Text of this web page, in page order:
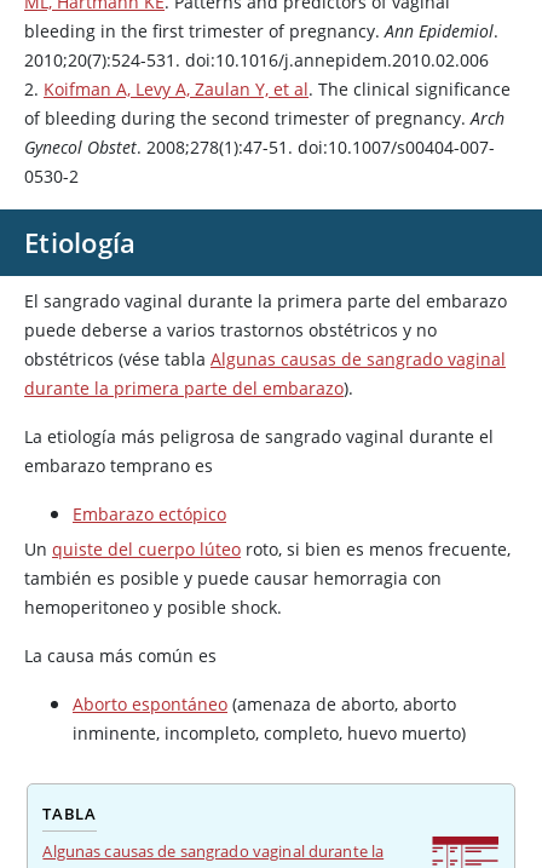
bleeding in the first trimester of pregnancy.Ann Epidemiol.
2010;20(7):524-531. doi:10.1016/j.annepidem.2010.02.006
2. Koifman A, Levy A, Zaulan Y, et al. The clinical significance
of bleeding during the second trimester of pregnancy.Arch
Gynecol Obstet. 2008;278(1):47-51. doi:10.1007/s00404-007-
0530-2
Etiología
El sangrado vaginal durante la primera parte del embarazo
puede deberse a varios trastornos obstétricos y no
obstétricos (vése tabla Algunas causas de sangrado vaginal
durante la primera parte del embarazo).
La etiología más peligrosa de sangrado vaginal durante el
embarazo temprano es
Embarazo ectópico
Un quiste del cuerpo lúteo roto, si bien es menos frecuente,
también es posible y puede causar hemorragia con
hemoperitoneo y posible shock.
La causa más común es
Aborto espontáneo (amenaza de aborto, aborto
inminente, incompleto, completo, huevo muerto)
TABLA
Algunas causas de sangrado vaginal durante la